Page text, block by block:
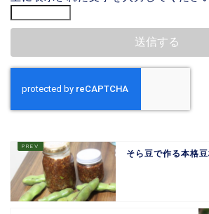
そら豆で作る本格